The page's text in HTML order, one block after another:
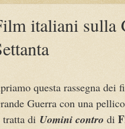
italiani sulla
questa rassegna
Guerra con una
tratta di Uomini contro di